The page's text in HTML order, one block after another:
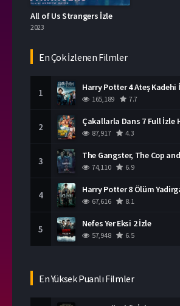
All of Us Strangers İzle
2023
En Çok İzlenen Filmler
1 Harry Potter 4 Ateş Kadehi
165,189 7.7
2 Çakallarla Dans 7 Full İzle
87,917 4.3
3
74,110 6.9
4
67,616 8.1
5 Nefes Yer Eksi 2 İzle
57,948 6.5
En Yüksek Puanlı Filmler